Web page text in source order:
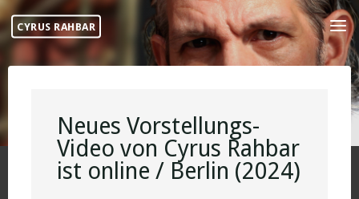
Skip
content
CYRUS RAHBAR
Neues Vorstellungs-
Video von Cyrus Rahbar
ist online / Berlin (2024)